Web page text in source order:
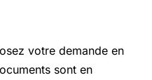
votre demande en
sont en